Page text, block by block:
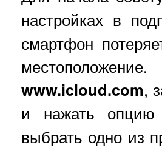
настройках в
смартфон
www.icloud.com,
и нажать опцию
выбрать одно из